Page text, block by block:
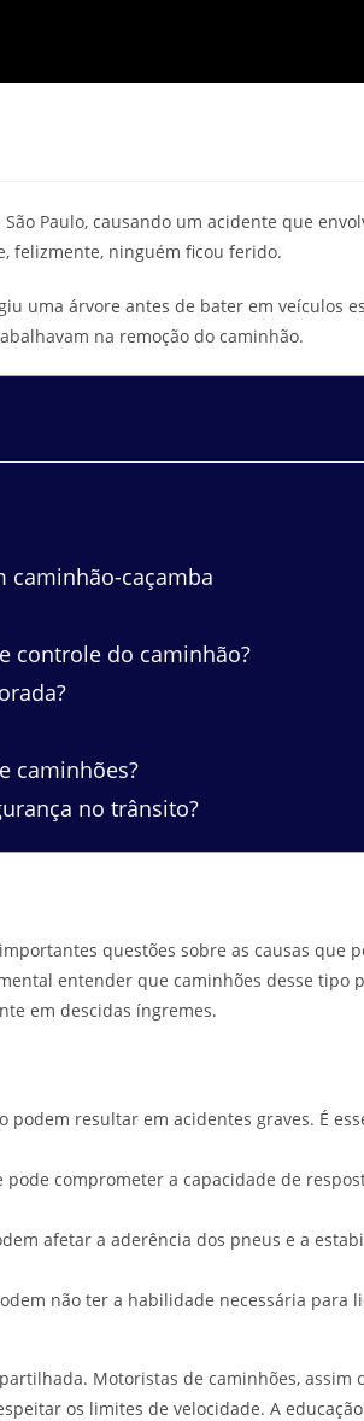
Paulo, causando um acidente que
felizmente, ninguém ficou ferido.
uma árvore antes de bater em veículos
na remoção do caminhão.
caminhão-caçamba
controle do caminhão?
caminhões?
no trânsito?
questões sobre as causas que
entender que caminhões desse tipo
em descidas íngremes.
podem resultar em acidentes graves. É
comprometer a capacidade de
afetar a aderência dos pneus e a
não ter a habilidade necessária para
Motoristas de caminhões, assim
os limites de velocidade. A